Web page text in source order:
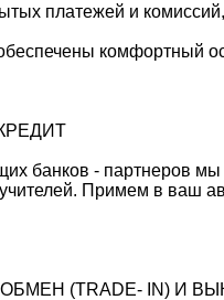
платежей и
комфортный
банков - партнеров
Примем в ваш
(TRADE- IN) И